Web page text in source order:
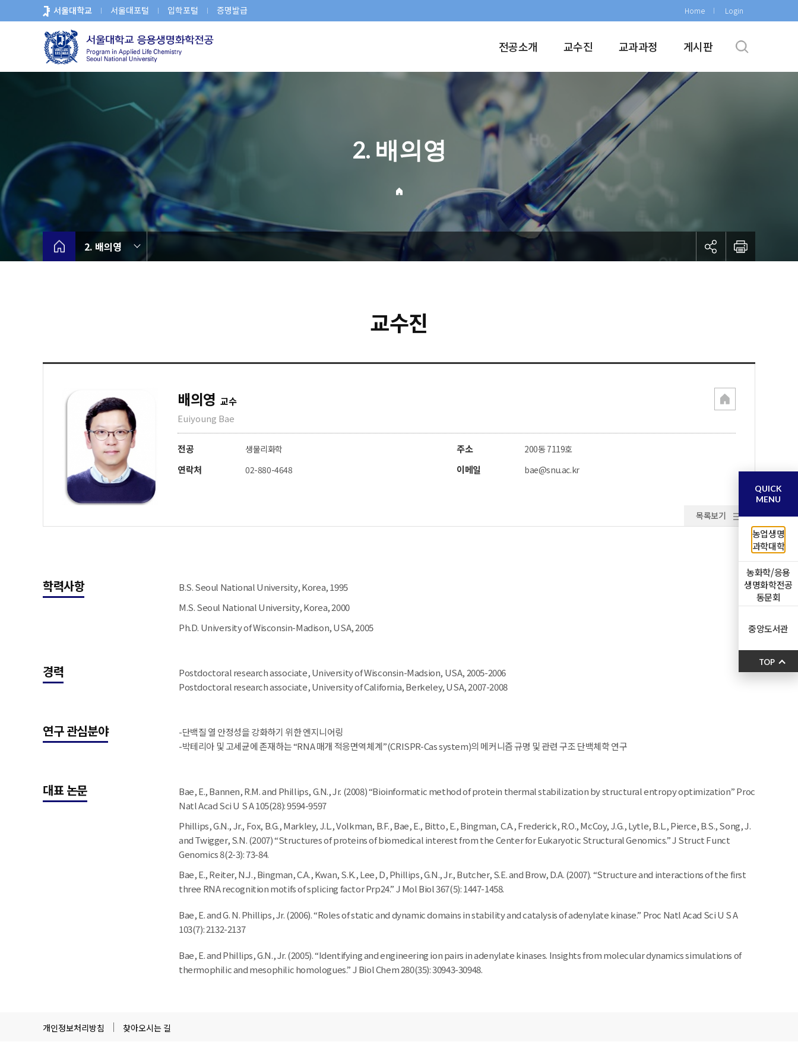
로
서울대학교 서울대포털 입학포털 증명발급 Home Login
전공소개 교수진 교과과정 게시판
2. 배의영
2. 배의영
교수진
배의영 교수
Euiyoung Bae
전공 생물리화학 주소 200동 7119호
연락처 02-880-4648 이메일 bae@snu.ac.kr
목록보기
학력사항
B.S. Seoul National University, Korea, 1995
M.S. Seoul National University, Korea, 2000
Ph.D. University of Wisconsin-Madison, USA, 2005
경력
Postdoctoral research associate, University of Wisconsin-Madsion, USA, 2005-2006
Postdoctoral research associate, University of California, Berkeley, USA, 2007-2008
연구 관심분야
-단백질 열 안정성을 강화하기 위한 엔지니어링
-박테리아 및 고세균에 존재하는 “RNA 매개 적응면역체계”(CRISPR-Cas system)의 메커니즘 규명 및 관련 구조 단백체학 연구
대표 논문
Bae, E., Bannen, R.M. and Phillips, G.N., Jr. (2008) “Bioinformatic method of protein thermal stabilization by structural entropy optimization” Proc
Natl Acad Sci U S A 105(28): 9594-9597
Phillips, G.N., Jr., Fox, B.G., Markley, J.L., Volkman, B.F., Bae, E., Bitto, E., Bingman, C.A., Frederick, R.O., McCoy, J.G., Lytle, B.L., Pierce, B.S., Song, J.
and Twigger, S.N. (2007) “Structures of proteins of biomedical interest from the Center for Eukaryotic Structural Genomics.” J Struct Funct
Genomics 8(2-3): 73-84.
Bae, E., Reiter, N.J., Bingman, C.A., Kwan, S.K., Lee, D, Phillips, G.N., Jr., Butcher, S.E. and Brow, D.A. (2007). “Structure and interactions of the first
three RNA recognition motifs of splicing factor Prp24.” J Mol Biol 367(5): 1447-1458.
Bae, E. and G. N. Phillips, Jr. (2006). “Roles of static and dynamic domains in stability and catalysis of adenylate kinase.” Proc Natl Acad Sci U S A
103(7): 2132-2137
Bae, E. and Phillips, G.N., Jr. (2005). “Identifying and engineering ion pairs in adenylate kinases. Insights from molecular dynamics simulations of
thermophilic and mesophilic homologues.” J Biol Chem 280(35): 30943-30948.
개인정보처리방침 찾아오시는 길
QUICK
MENU
농업생명
과학대학
농화학/응용
생명화학전공
동문회
중앙도서관
TOP